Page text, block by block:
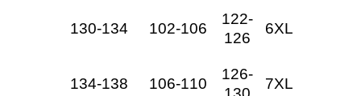
6XL
122-
126
102-106
130-134
7XL
126-
106-110
134-138